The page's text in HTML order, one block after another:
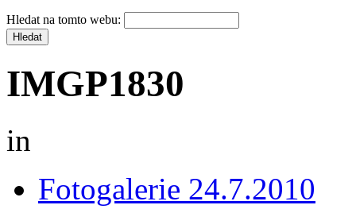
Hledat na tomto webu:
IMGP1830
in
Fotogalerie 24.7.2010